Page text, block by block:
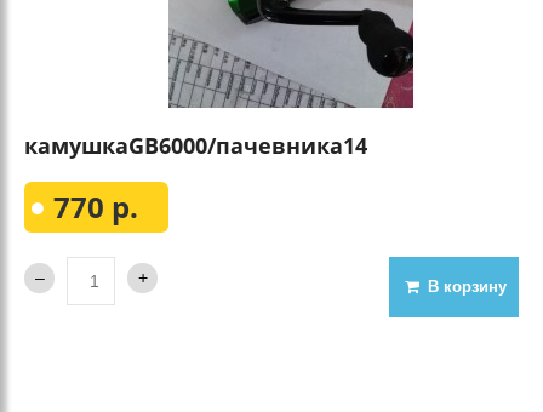
камушкаGВ6000/пачевника14
770 р.
В корзину